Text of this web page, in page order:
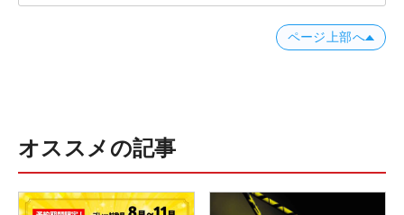
ページ上部へ
オススメの記事